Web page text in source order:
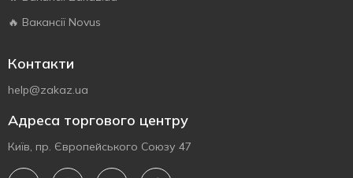
🔥 Вакансії Novus
Контакти
help@zakaz.ua
Адреса торгового центру
Київ, пр. Європейського Союзу 47